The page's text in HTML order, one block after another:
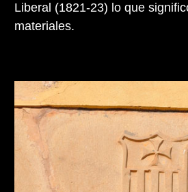
Liberal (1821-23) lo que
materiales.